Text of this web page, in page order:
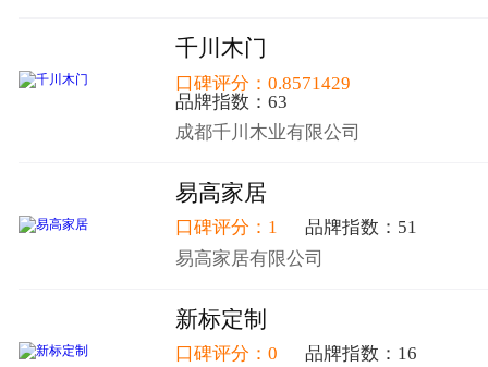
千川木门
口碑评分：0.8571429
品牌指数：63
成都千川木业有限公司
易高家居
口碑评分：1
品牌指数：51
易高家居有限公司
新标定制
口碑评分：0
品牌指数：16